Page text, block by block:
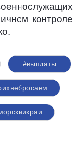
контроле
#выплаты